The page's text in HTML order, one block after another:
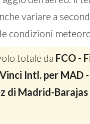
variare a
condizioni
totale da FCO -
Intl. per MAD
di Madrid-Barajas